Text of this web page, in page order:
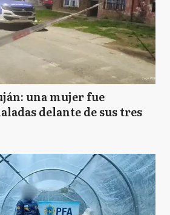
una mujer fue
delante de sus tres